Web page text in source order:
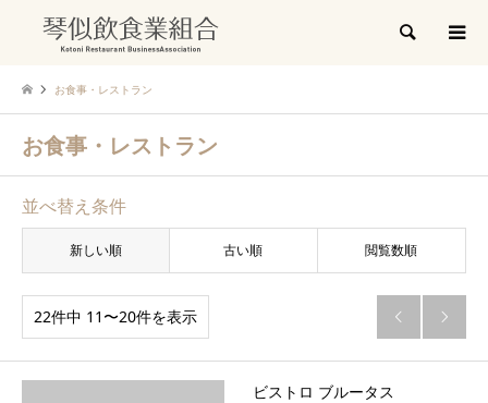
検索
お食事・レストラン
お食事・レストラン
並べ替え条件
新しい順 古い順 閲覧数順
22件中 11〜20件を表示  
ビストロ ブルータス